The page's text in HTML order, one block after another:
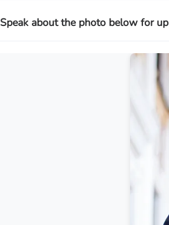
Speak about the photo below for